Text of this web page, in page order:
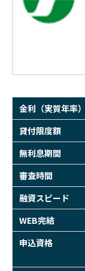
金利（実質年率）
貸付限度額
無利息期間
審査時間
融資スピード
WEB完結
申込資格